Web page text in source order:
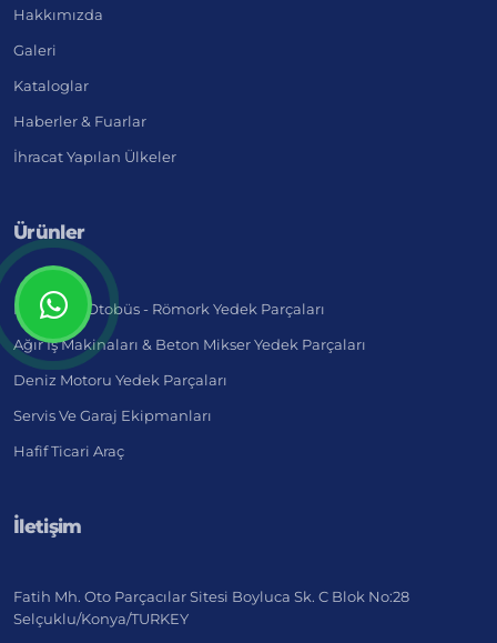
Hakkımızda
Galeri
Kataloglar
Haberler & Fuarlar
İhracat Yapılan Ülkeler
Ürünler
Kamyon - Otobüs - Römork Yedek Parçaları
Ağır İş Makinaları & Beton Mikser Yedek Parçaları
Deniz Motoru Yedek Parçaları
Servis Ve Garaj Ekipmanları
Hafif Ticari Araç
İletişim
Fatih Mh. Oto Parçacılar Sitesi Boyluca Sk. C Blok No:28
Selçuklu/Konya/TURKEY